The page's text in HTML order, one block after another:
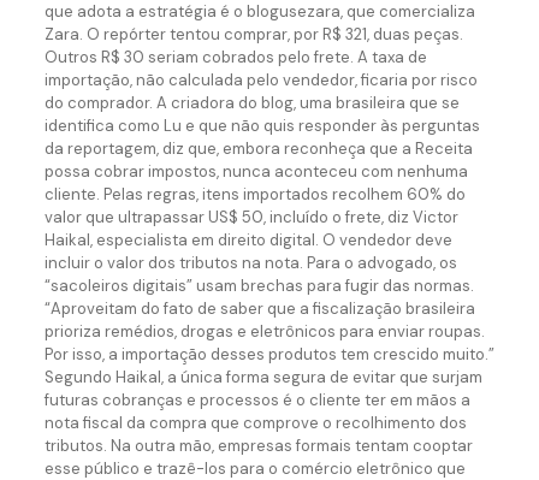
que adota a estratégia é o blogusezara, que comercializa
Zara. O repórter tentou comprar, por R$ 321, duas peças.
Outros R$ 30 seriam cobrados pelo frete. A taxa de
importação, não calculada pelo vendedor, ficaria por risco
do comprador. A criadora do blog, uma brasileira que se
identifica como Lu e que não quis responder às perguntas
da reportagem, diz que, embora reconheça que a Receita
possa cobrar impostos, nunca aconteceu com nenhuma
cliente. Pelas regras, itens importados recolhem 60% do
valor que ultrapassar US$ 50, incluído o frete, diz Victor
Haikal, especialista em direito digital. O vendedor deve
incluir o valor dos tributos na nota. Para o advogado, os
“sacoleiros digitais” usam brechas para fugir das normas.
“Aproveitam do fato de saber que a fiscalização brasileira
prioriza remédios, drogas e eletrônicos para enviar roupas.
Por isso, a importação desses produtos tem crescido muito.”
Segundo Haikal, a única forma segura de evitar que surjam
futuras cobranças e processos é o cliente ter em mãos a
nota fiscal da compra que comprove o recolhimento dos
tributos. Na outra mão, empresas formais tentam cooptar
esse público e trazê-los para o comércio eletrônico que